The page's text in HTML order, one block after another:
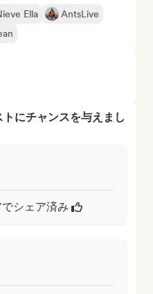
Ella
AntsLive
にチャンスを与えまし
シェア済み